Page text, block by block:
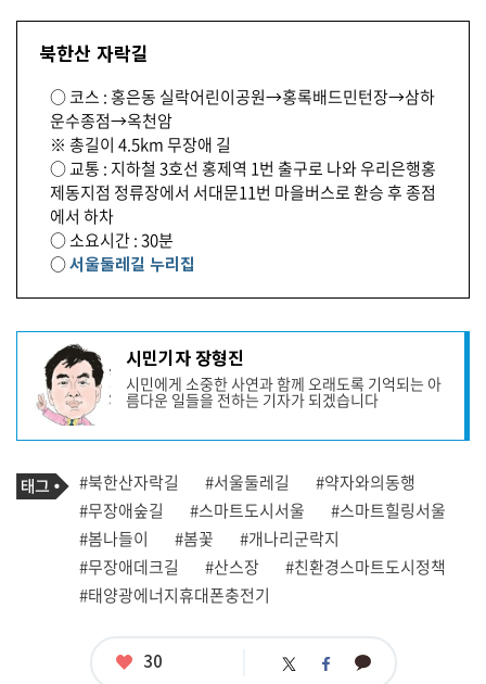
북한산 자락길
○ 코스 : 홍은동 실락어린이공원→홍록배드민턴장→삼하
운수종점→옥천암
※ 총길이 4.5km 무장애 길
○ 교통 : 지하철 3호선 홍제역 1번 출구로 나와 우리은행홍
제동지점 정류장에서 서대문11번 마을버스로 환승 후 종점
에서 하차
○ 소요시간 : 30분
○서울둘레길 누리집
작
성
자
프
필
시민기자 장형진
시민에게 소중한 사연과 함께 오래도록 기억되는 아
름다운 일들을 전하는 기자가 되겠습니다
기
사
관
련
태
그
태
그
#북한산자락길 #서울둘레길
#약자와의동행
#무장애숲길
#스마트도시서울
#스마트힐링서울
#봄나들이
#봄꽃
#개나리군락지
#무장애데크길
#산스장
#친환경스마트도시정책
#태양광에너지휴대폰충전기
좋
30 트 페 카